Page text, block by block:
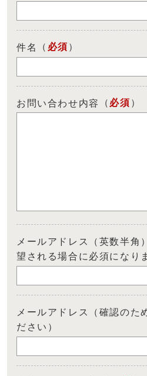
件名 （ 必須 ）
お問い合わせ内容 （ 必須 ）
メールアドレス（英数半角
望される場合に必須になり
メールアドレス（確認のた
ださい）